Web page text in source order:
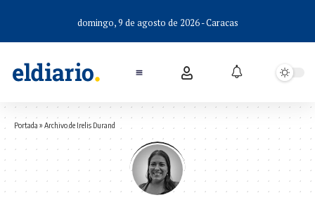
domingo, 9 de agosto de 2026 - Caracas
Portada » Archivo de Irelis Durand